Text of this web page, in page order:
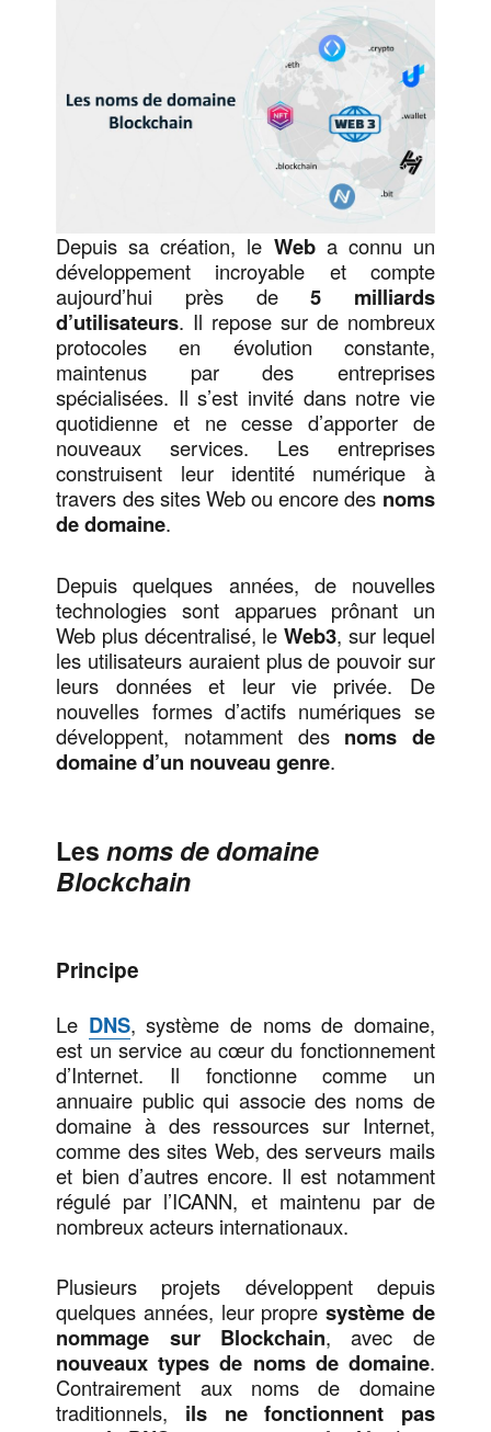
Depuis sa création, le Weba connu un
développement incroyable et compte
aujourd’hui près de5 milliards
d’utilisateurs. Il repose sur de nombreux
protocoles en évolution constante,
maintenus par des entreprises
spécialisées. Il s’est invité dans notre vie
quotidienne et ne cesse d’apporter de
nouveaux services. Les entreprises
construisent leur identité numérique à
travers des sites Web ou encore des noms
de domaine.
Depuis quelques années, de nouvelles
technologies sont apparues prônant un
Web plus décentralisé, leWeb3, sur lequel
les utilisateurs auraient plus de pouvoir sur
leurs données et leur vie privée. De
nouvelles formes d’actifs numériques se
développent, notamment desnoms de
domaine d’un nouveau genre.
Lesnoms de domaine
Blockchain
Principe
Le DNS, système de noms de domaine,
est un service au cœur du fonctionnement
d’Internet. Il fonctionne comme un
annuaire public qui associe des noms de
domaine à des ressources sur Internet,
comme des sites Web, des serveurs mails
et bien d’autres encore. Il est notamment
régulé par l’ICANN, et maintenu par de
nombreux acteurs internationaux.
Plusieurs projets développent depuis
quelques années, leur propre système de
nommage sur Blockchain, avec de
nouveaux types de noms de domaine.
Contrairement aux noms de domaine
traditionnels, ils ne fonctionnent pas